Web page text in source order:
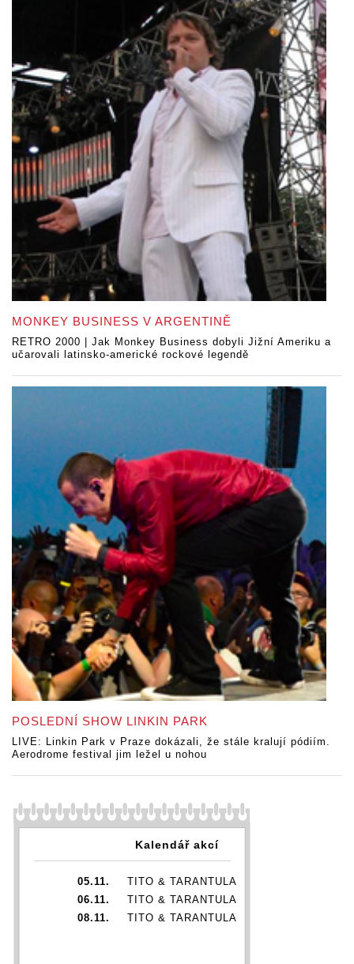
MONKEY BUSINESS V ARGENTINĚ
RETRO 2000 | Jak Monkey Business dobyli Jižní Ameriku a
učarovali latinsko-americké rockové legendě
POSLEDNÍ SHOW LINKIN PARK
LIVE: Linkin Park v Praze dokázali, že stále kralují pódiím.
Aerodrome festival jim ležel u nohou
Kalendář akcí
05.11.
TITO & TARANTULA
06.11.
TITO & TARANTULA
08.11.
TITO & TARANTULA